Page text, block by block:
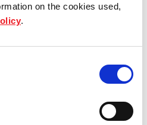
on the cookies used,
.